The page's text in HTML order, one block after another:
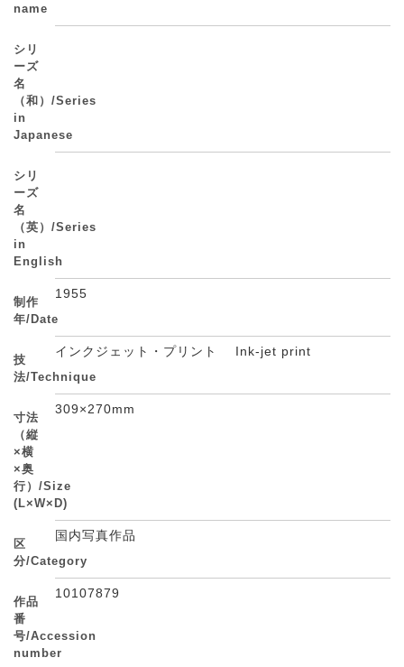
name
シリ
ーズ
名
（和）/Series
in
Japanese
シリ
ーズ
名
（英）/Series
in
English
制作
年/Date
1955
技
法/Technique
インクジェット・プリント Ink-jet print
寸法
（縦
×横
×奥
行）/Size
(L×W×D)
309×270mm
区
分/Category
国内写真作品
作品
番
号/Accession
number
10107879